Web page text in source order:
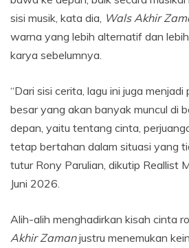
sisi musik, kata dia, Wals Akhir
warna yang lebih alternatif dan
karya sebelumnya.
“Dari sisi cerita, lagu ini juga
besar yang akan banyak muncul di
depan, yaitu tentang cinta,
tetap bertahan dalam situasi yang
tutur Rony Parulian, dikutip Reallist
Juni 2026.
Alih-alih menghadirkan kisah cinta
Akhir Zamanjustru menemukan